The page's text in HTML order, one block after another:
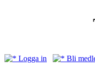
Logga in
Bli